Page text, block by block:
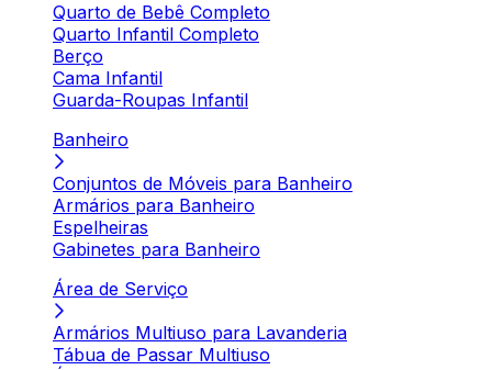
Quarto de Bebê Completo
Quarto Infantil Completo
Berço
Cama Infantil
Guarda-Roupas Infantil
Banheiro
Conjuntos de Móveis para Banheiro
Armários para Banheiro
Espelheiras
Gabinetes para Banheiro
Área de Serviço
Armários Multiuso para Lavanderia
Tábua de Passar Multiuso